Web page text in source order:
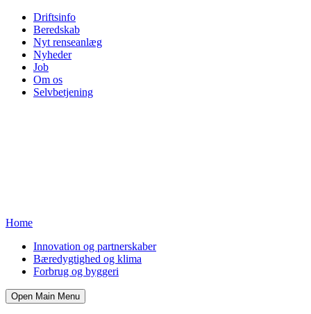
Driftsinfo
Beredskab
Nyt renseanlæg
Nyheder
Job
Om os
Selvbetjening
Home
Innovation og partnerskaber
Bæredygtighed og klima
Forbrug og byggeri
Open Main Menu